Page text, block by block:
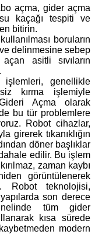
açma, gider açma
kaçağı tespiti ve
bitirin.
boruların
delinmesine sebep
asitli sıvıların
genellikle
kırma işlemiyle
Açma olarak
bu tür problemlere
Robot cihazlar,
girerek tıkanıklığın
döner başlıklar
edilir. Bu işlem
zaman kaybı
görüntülenerek
Robot teknolojisi,
son derece
tüm gider
kısa sürede
modern